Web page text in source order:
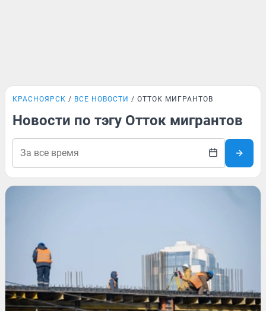
КРАСНОЯРСК ВСЕ НОВОСТИ ОТТОК МИГРАНТОВ
Новости по тэгу Отток мигрантов